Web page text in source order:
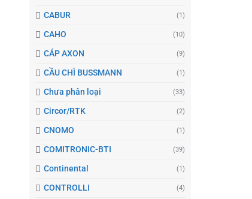
CABUR (1)
CAHO (10)
CÁP AXON (9)
CẦU CHÌ BUSSMANN (1)
Chưa phân loại (33)
Circor/RTK (2)
CNOMO (1)
COMITRONIC-BTI (39)
Continental (1)
CONTROLLI (4)